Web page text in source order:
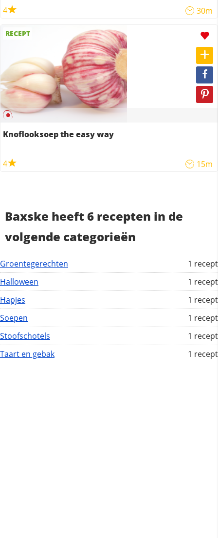
4 30m
RECEPT
Knoflooksoep the easy way
4 15m
Baxske heeft 6 recepten in de
volgende categorieën
1 recept
Groentegerechten
1 recept
Halloween
1 recept
Hapjes
1 recept
Soepen
1 recept
Stoofschotels
1 recept
Taart en gebak